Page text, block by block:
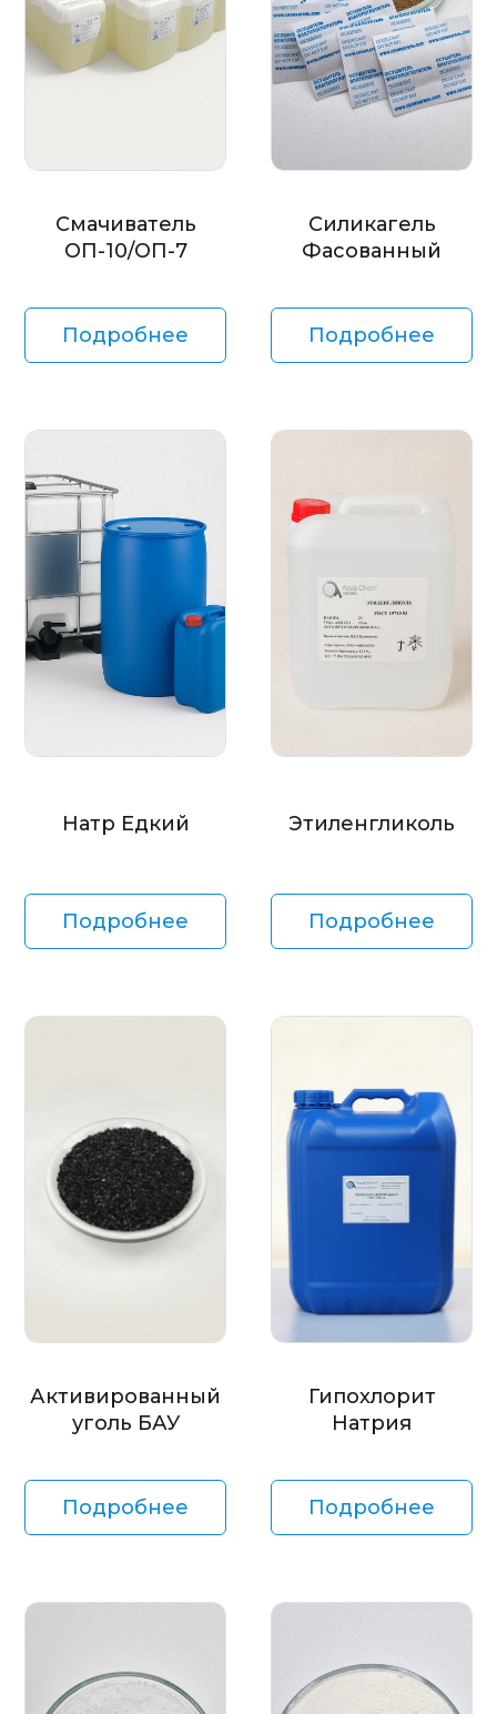
Смачиватель
ОП-10/ОП-7
Подробнее
Силикагель
Фасованный
Подробнее
Натр Едкий
Подробнее
Этиленгликоль
Подробнее
Активированный
уголь БАУ
Подробнее
Гипохлорит
Натрия
Подробнее